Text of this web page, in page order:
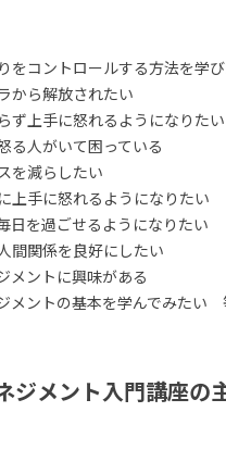
をコントロールする方法を学
から解放されたい
ず上手に怒れるようになりたい
る人がいて困っている
を減らしたい
上手に怒れるようになりたい
日を過ごせるようになりたい
間関係を良好にしたい
メントに興味がある
メントの基本を学んでみたい
ジメント入門講座の